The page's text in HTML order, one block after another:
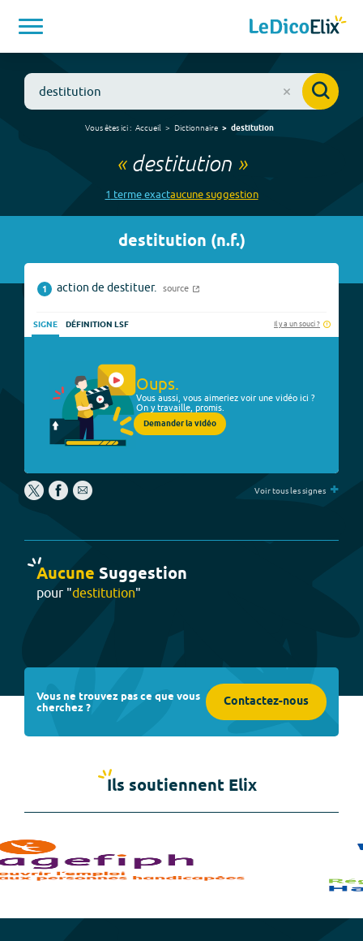
Vous êtes ici : Accueil Dictionnaire destitution
« destitution »
1 termeexactaucunesuggestion
destitution (n.f.)
1 action de destituer. source
SIGNE DÉFINITION LSF Il y a un souci ?
Oups.
Vous aussi, vous aimeriez voir une vidéo ici ?
On y travaille, promis.
Demander la vidéo
Voir tous les signes +
Aucune Suggestion
pour "destitution"
Vous ne trouvez pas ce que vous
cherchez ? Contactez-nous
Ils soutiennent Elix